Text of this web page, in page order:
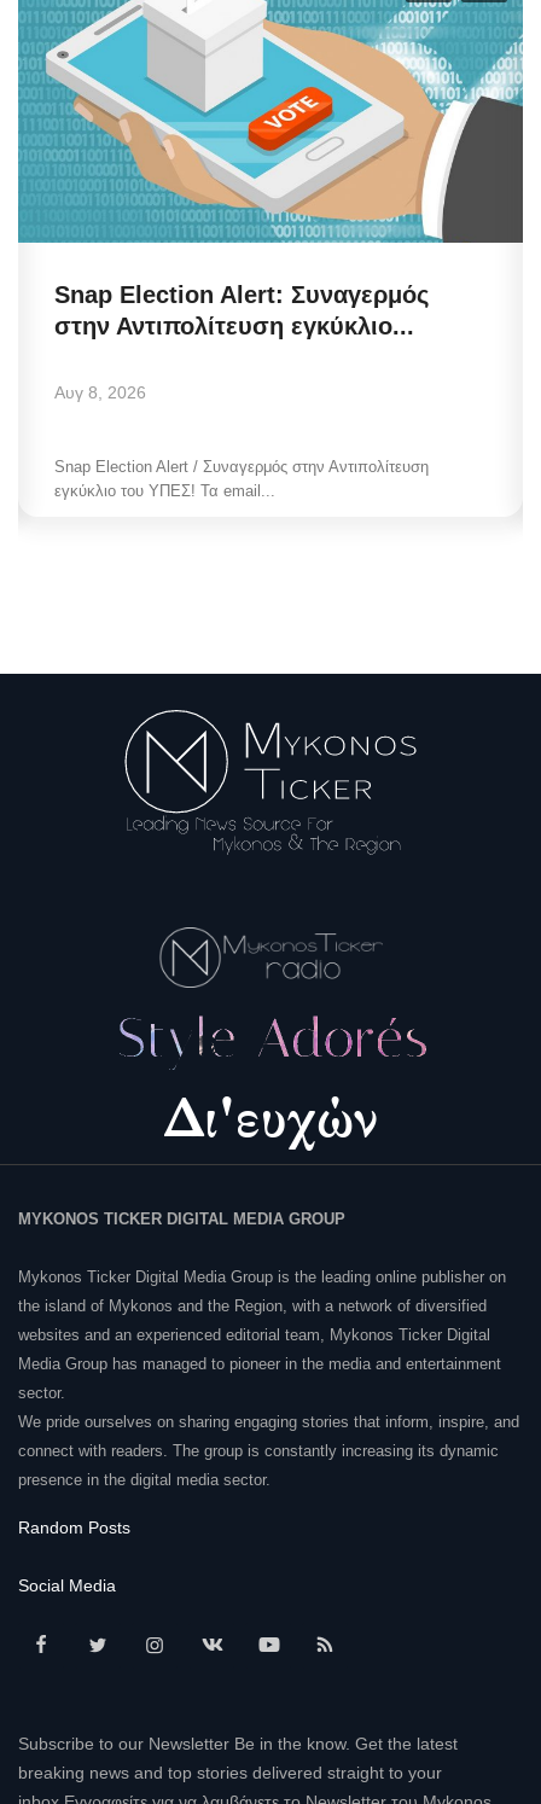
Snap Election Alert: Συναγερμός
στην Αντιπολίτευση εγκύκλιο...
Αυγ 8, 2026
Snap Election Alert / Συναγερμός στην Αντιπολίτευση
εγκύκλιο του ΥΠΕΣ! Τα email...
MYKONOS TICKER DIGITAL MEDIA GROUP
Mykonos Ticker Digital Media Group is the leading online publisher on
the island of Mykonos and the Region, with a network of diversified
websites and an experienced editorial team, Mykonos Ticker Digital
Media Group has managed to pioneer in the media and entertainment
sector.
We pride ourselves on sharing engaging stories that inform, inspire, and
connect with readers. The group is constantly increasing its dynamic
presence in the digital media sector.
Random Posts
Social Media
Subscribe to our Newsletter Be in the know. Get the latest
breaking news and top stories delivered straight to your